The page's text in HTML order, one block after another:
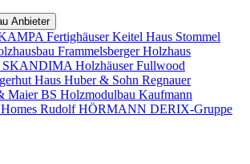
Anbieter
FertighäuserKeitel Haus Stommel
Frammelsberger Holzhaus
SKANDIMA HolzhäuserFullwood
Haus Huber & Sohn Regnauer
MaierBS Holzmodulbau Kaufmann
Rudolf HÖRMANN DERIX-Gruppe